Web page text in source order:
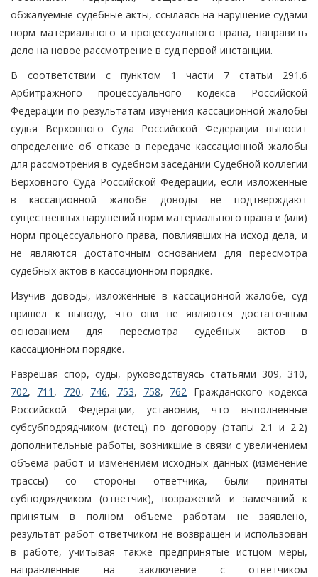
обжалуемые судебные акты, ссылаясь на нарушение судами
норм материального и процессуального права, направить
дело на новое рассмотрение в суд первой инстанции.
В соответствии с пунктом 1 части 7 статьи 291.6
Арбитражного процессуального кодекса Российской
Федерации по результатам изучения кассационной жалобы
судья Верховного Суда Российской Федерации выносит
определение об отказе в передаче кассационной жалобы
для рассмотрения в судебном заседании Судебной коллегии
Верховного Суда Российской Федерации, если изложенные
в кассационной жалобе доводы не подтверждают
существенных нарушений норм материального права и (или)
норм процессуального права, повлиявших на исход дела, и
не являются достаточным основанием для пересмотра
судебных актов в кассационном порядке.
Изучив доводы, изложенные в кассационной жалобе, суд
пришел к выводу, что они не являются достаточным
основанием для пересмотра судебных актов в
кассационном порядке.
Разрешая спор, суды, руководствуясь статьями 309, 310,
702, 711 , 720, 746, 753, 758, 762 Гражданского кодекса
Российской Федерации, установив, что выполненные
субсубподрядчиком (истец) по договору (этапы 2.1 и 2.2)
дополнительные работы, возникшие в связи с увеличением
объема работ и изменением исходных данных (изменение
трассы) со стороны ответчика, были приняты
субподрядчиком (ответчик), возражений и замечаний к
принятым в полном объеме работам не заявлено,
результат работ ответчиком не возвращен и использован
в работе, учитывая также предпринятые истцом меры,
направленные на заключение с ответчиком